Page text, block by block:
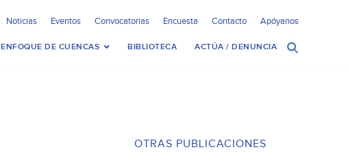
Noticias Eventos Convocatorias Encuesta Contacto Apóyanos
ENFOQUE DE CUENCAS BIBLIOTECA ACTÚA / DENUNCIA
OTRAS PUBLICACIONES